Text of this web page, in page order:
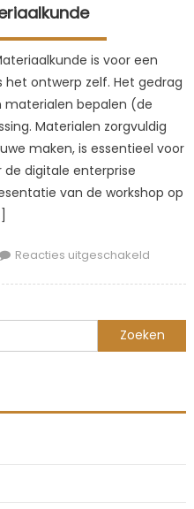
is voor een
ontwerp zelf. Het gedrag
materialen bepalen (de
Materialen zorgvuldig
maken, is essentieel voor
de digitale enterprise
van de workshop op
Reacties uitgeschakeld